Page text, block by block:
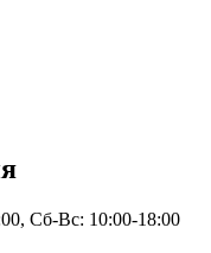
Сб-Вс: 10:00-18:00